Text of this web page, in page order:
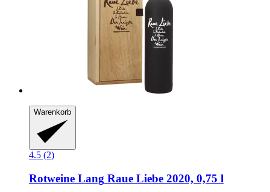
Warenkorb
4.5 (2)
Rotweine Lang Raue Liebe 2020, 0,75 l